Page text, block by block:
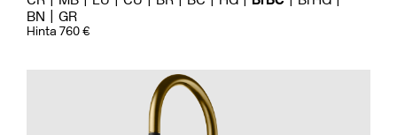
BN
GR
Hinta 760 €